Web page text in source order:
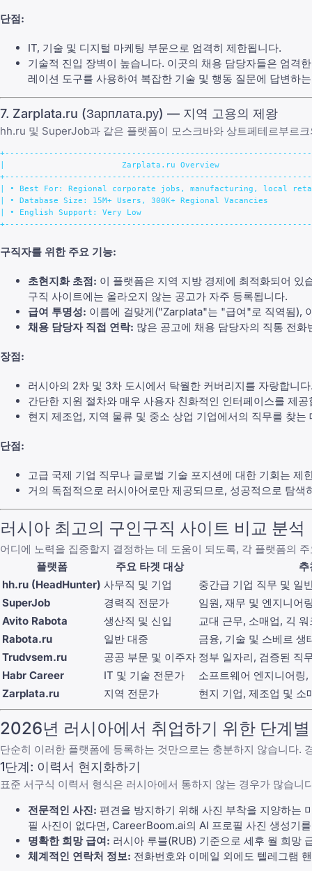
단점:
IT, 기술 및 디지털 마케팅 부문으로 엄격히 제한됩니다.
기술적 진입 장벽이 높습니다. 이곳의 채용 담당자들은 엄격
레이션 도구를 사용하여 복잡한 기술 및 행동 질문에 답변하
7. Zarplata.ru (Зарплата.ру) — 지역 고용의 제왕
hh.ru 및 SuperJob과 같은 플랫폼이 모스크바와 상트페테르부르
|                        Zarplata.ru Overview
| • Best For: Regional corporate jobs, manufacturing, local
| • Database Size: 15M+ Users, 300K+ Regional Vacancies
| • English Support: Very Low
구직자를 위한 주요 기능:
초현지화 초점: 이 플랫폼은 지역 지방 경제에 최적화되어
구직 사이트에는 올라오지 않는 공고가 자주 등록됩니다.
급여 투명성: 이름에 걸맞게("Zarplata"는 "급여"로 직역됨),
채용 담당자 직접 연락: 많은 공고에 채용 담당자의 직통 전
장점:
러시아의 2차 및 3차 도시에서 탁월한 커버리지를 자랑합니
간단한 지원 절차와 매우 사용자 친화적인 인터페이스를 제공
현지 제조업, 지역 물류 및 중소 상업 기업에서의 직무를 찾는
단점:
고급 국제 기업 직무나 글로벌 기술 포지션에 대한 기회는 제
거의 독점적으로 러시아어로만 제공되므로, 성공적으로 탐
러시아 최고의 구인구직 사이트 비교 분석
어디에 노력을 집중할지 결정하는 데 도움이 되도록, 각 플랫폼의
플랫폼
주요 타겟 대상
추
hh.ru (HeadHunter) 사무직 및 기업
중간급 기업 직무 및 일
SuperJob
경력직 전문가
임원, 재무 및 엔지니어
Avito Rabota
생산직 및 신입
교대 근무, 소매업, 긱
Rabota.ru
일반 대중
금융, 기술 및 스베르 생
Trudvsem.ru
공공 부문 및 이주자 정부 일자리, 검증된 직
Habr Career
IT 및 기술 전문가
소프트웨어 엔지니어링
Zarplata.ru
지역 전문가 현지 기업, 제조업 및 소
2026년 러시아에서 취업하기 위한 단계
단순히 이러한 플랫폼에 등록하는 것만으로는 충분하지 않습니다.
1단계: 이력서 현지화하기
표준 서구식 이력서 형식은 러시아에서 통하지 않는 경우가 많습니
전문적인 사진: 편견을 방지하기 위해 사진 부착을 지양하는
필 사진이 없다면, CareerBoom.ai의 AI 프로필 사진 생성기
명확한 희망 급여: 러시아 루블(RUB) 기준으로 세후 월 희망
체계적인 연락처 정보: 전화번호와 이메일 외에도 텔레그램